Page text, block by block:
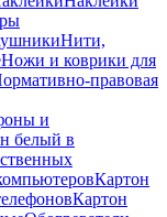
Нити,
Ножи и коврики для
правовая
и
белый в
Картон
Картон